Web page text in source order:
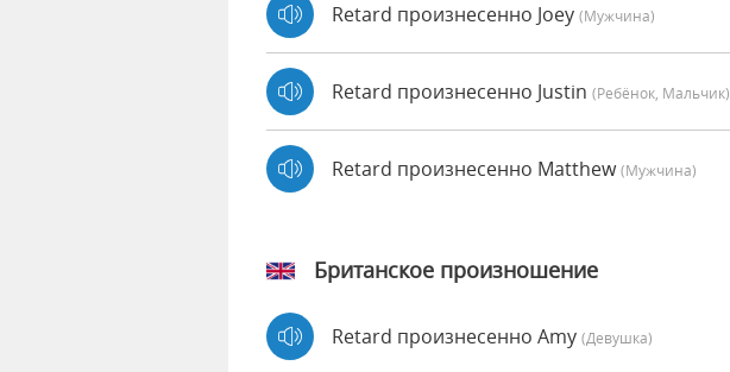
Retard произнесенно Joey (мужчина)
Retard произнесенно Justin (Ребёнок, Мальчик)
Retard произнесенно Matthew(мужчина)
Британское произношение
Retard произнесенно Amy (девушка)